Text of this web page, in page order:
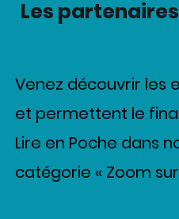
Les
Venez découvrir les
et permettent le
Lire en Poche dans
catégorie « Zoom sur